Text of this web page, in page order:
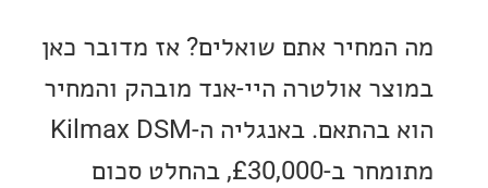
אתם שואלים? אז מדובר כאן
אולטרה היי-אנד מובהק והמחיר
הוא בהתאם. באנגליה ה-Kilmax DSM
מתומחר ב-£30,000, בהחלט סכום